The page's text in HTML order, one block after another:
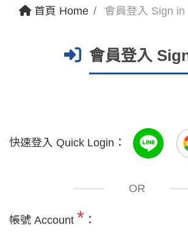
首頁 Home 會員登入 Sign in
會員登入
快速登入 Quick Login：
OR
帳號 Account * ：